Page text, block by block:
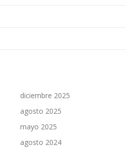
diciembre 2025
agosto 2025
mayo 2025
agosto 2024